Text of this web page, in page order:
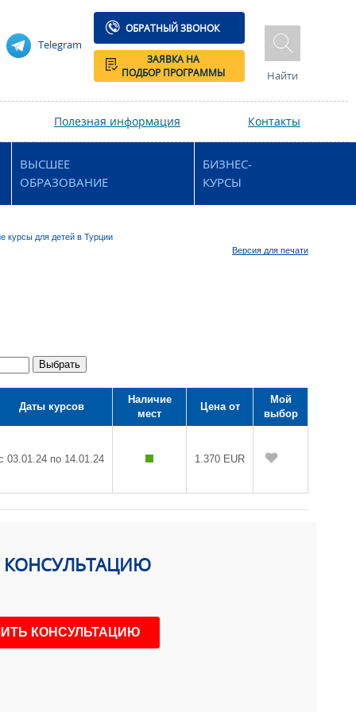
Telegram
ОБРАТНЫЙ ЗВОНОК
ЗАЯВКА НА
ПОДБОР ПРОГРАММЫ
Найти
Полезная информация Контакты
ВЫСШЕЕ
ОБРАЗОВАНИЕ
БИЗНЕС-
КУРСЫ
курсы для детей в Турции
Версия для печати
Выбрать
Даты курсов
Наличие
мест
Цена от
Мой
выбор
03.01.24 по 14.01.24 1.370 EUR
КОНСУЛЬТАЦИЮ